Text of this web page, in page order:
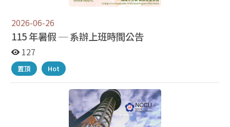
不受理學分抵免申請。請務必依規定於修課期程內完成修
習並取得及格成績，以免影響分流結果及自身權益。
2026-06-26
115 年暑假 ─ 系辦上班時間公告
127
置頂 Hot